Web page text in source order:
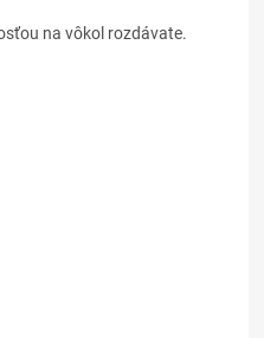
na vôkol rozdávate.